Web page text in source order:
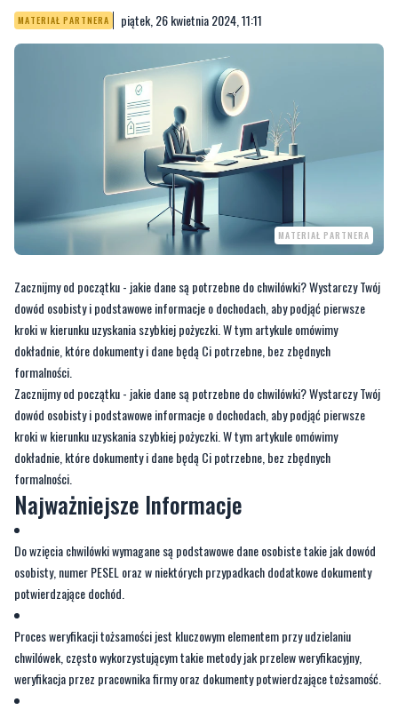
MATERIAŁ PARTNERA piątek, 26 kwietnia 2024, 11:11
MATERIAŁ PARTNERA
Zacznijmy od początku - jakie dane są potrzebne do chwilówki? Wystarczy Twój
dowód osobisty i podstawowe informacje o dochodach, aby podjąć pierwsze
kroki w kierunku uzyskania szybkiej pożyczki. W tym artykule omówimy
dokładnie, które dokumenty i dane będą Ci potrzebne, bez zbędnych
formalności.
Zacznijmy od początku - jakie dane są potrzebne do chwilówki? Wystarczy Twój
dowód osobisty i podstawowe informacje o dochodach, aby podjąć pierwsze
kroki w kierunku uzyskania szybkiej pożyczki. W tym artykule omówimy
dokładnie, które dokumenty i dane będą Ci potrzebne, bez zbędnych
formalności.
Najważniejsze Informacje
Do wzięcia chwilówki wymagane są podstawowe dane osobiste takie jak dowód
osobisty, numer PESEL oraz w niektórych przypadkach dodatkowe dokumenty
potwierdzające dochód.
Proces weryfikacji tożsamości jest kluczowym elementem przy udzielaniu
chwilówek, często wykorzystującym takie metody jak przelew weryfikacyjny,
weryfikacja przez pracownika firmy oraz dokumenty potwierdzające tożsamość.